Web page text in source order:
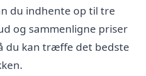
du indhente op til tre
og sammenligne priser
du kan træffe det bedste